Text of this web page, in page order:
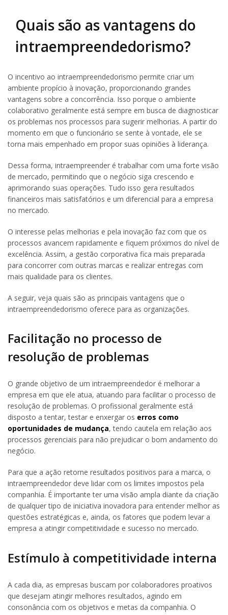
Quais são as vantagens do
intraempreendedorismo?
O incentivo ao intraempreendedorismo permite criar um
ambiente propício à inovação, proporcionando grandes
vantagens sobre a concorrência. Isso porque o ambiente
colaborativo geralmente está sempre em busca de diagnosticar
os problemas nos processos para sugerir melhorias. A partir do
momento em que o funcionário se sente à vontade, ele se
torna mais empenhado em propor suas opiniões à liderança.
Dessa forma, intraempreender é trabalhar com uma forte visão
de mercado, permitindo que o negócio siga crescendo e
aprimorando suas operações. Tudo isso gera resultados
financeiros mais satisfatórios e um diferencial para a empresa
no mercado.
O interesse pelas melhorias e pela inovação faz com que os
processos avancem rapidamente e fiquem próximos do nível de
excelência. Assim, a gestão corporativa fica mais preparada
para concorrer com outras marcas e realizar entregas com
mais qualidade para os clientes.
A seguir, veja quais são as principais vantagens que o
intraempreendedorismo oferece para as organizações.
Facilitação no processo de
resolução de problemas
O grande objetivo de um intraempreendedor é melhorar a
empresa em que ele atua, atuando para facilitar o processo de
resolução de problemas. O profissional geralmente está
disposto a tentar, testar e enxergar os erros como
oportunidades de mudança, tendo cautela em relação aos
processos gerenciais para não prejudicar o bom andamento do
negócio.
Para que a ação retorne resultados positivos para a marca, o
intraempreendedor deve lidar com os limites impostos pela
companhia. É importante ter uma visão ampla diante da criação
de qualquer tipo de iniciativa inovadora para entender melhor as
questões estratégicas e, ainda, os fatores que podem levar a
empresa a atingir competitividade e sucesso no mercado.
Estímulo à competitividade interna
A cada dia, as empresas buscam por colaboradores proativos
que desejam atingir melhores resultados, agindo em
consonância com os objetivos e metas da companhia. O